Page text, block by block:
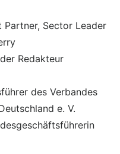
Partner, Sector Leader
Redakteur
des Verbandes
e. V.